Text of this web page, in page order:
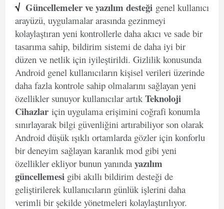
√ Güncellemeler ve yazılım desteği genel kullanıcı
arayüzü, uygulamalar arasında gezinmeyi
kolaylaştıran yeni kontrollerle daha akıcı ve sade bir
tasarıma sahip, bildirim sistemi de daha iyi bir
düzen ve netlik için iyileştirildi. Gizlilik konusunda
Android genel kullanıcıların kişisel verileri üzerinde
daha fazla kontrole sahip olmalarını sağlayan yeni
özellikler sunuyor kullanıcılar artıkTeknoloji
Cihazlar için uygulama erişimini coğrafi konumla
sınırlayarak bilgi güvenliğini artırabiliyor son olarak
Android düşük ışıklı ortamlarda gözler için konforlu
bir deneyim sağlayan karanlık mod gibi yeni
özellikler ekliyor bunun yanında yazılım
güncellemesi gibi akıllı bildirim desteği de
geliştirilerek kullanıcıların günlük işlerini daha
verimli bir şekilde yönetmeleri kolaylaştırılıyor.